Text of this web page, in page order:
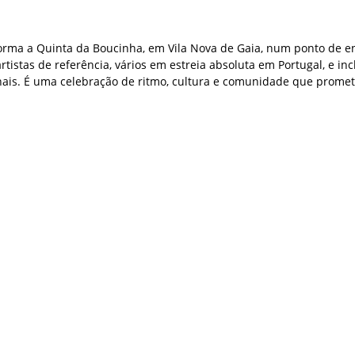
a Quinta da Boucinha, em Vila Nova de Gaia, num ponto de
de referência, vários em estreia absoluta em Portugal, e
É uma celebração de ritmo, cultura e comunidade que